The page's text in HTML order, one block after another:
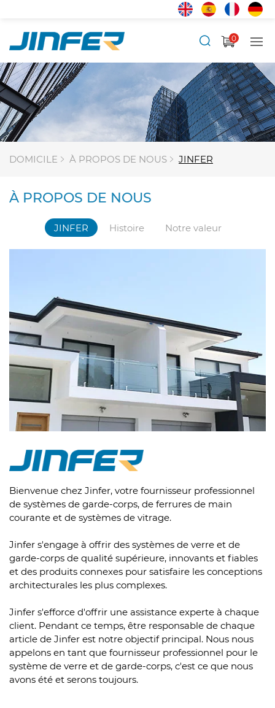
0
DOMICILE À PROPOS DE NOUS JINFER
À PROPOS DE NOUS
JINFER Histoire Notre valeur
Bienvenue chez Jinfer, votre fournisseur professionnel
de systèmes de garde-corps, de ferrures de main
courante et de systèmes de vitrage.
Jinfer s'engage à offrir des systèmes de verre et de
garde-corps de qualité supérieure, innovants et fiables
et des produits connexes pour satisfaire les conceptions
architecturales les plus complexes.
Jinfer s'efforce d'offrir une assistance experte à chaque
client. Pendant ce temps, être responsable de chaque
article de Jinfer est notre objectif principal. Nous nous
appelons en tant que fournisseur professionnel pour le
système de verre et de garde-corps, c'est ce que nous
avons été et serons toujours.